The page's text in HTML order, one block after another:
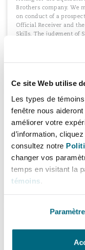
Ce site Web utilise
Les types de
fenêtre nous
améliorer votre
d’information,
consultez notre
changer vos
temps en visitant la
témoins
Brothers company. We
on conduct of a
Official Receiver and
Skills. The judgment of
courts have examined
which removed the
Value
Acting for the
certain issues in the
included dealing with
relation to claims made
acting for certain
significant assets of the
of action relating to